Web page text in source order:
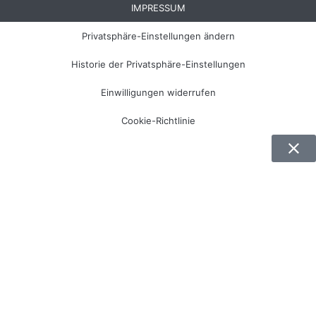
IMPRESSUM
Privatsphäre-Einstellungen ändern
Historie der Privatsphäre-Einstellungen
Einwilligungen widerrufen
Cookie-Richtlinie